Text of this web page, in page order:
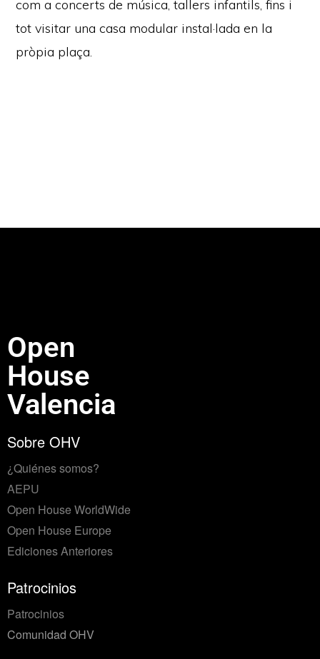
com a concerts de música, tallers infantils, fins i
tot visitar una casa modular instal·lada en la
pròpia plaça.
Open
House
Valencia
Sobre OHV
¿Quiénes somos?
AEPU
Open House WorldWide
Open House Europe
Ediciones Anteriores
Patrocinios
Patrocinios
Comunidad OHV